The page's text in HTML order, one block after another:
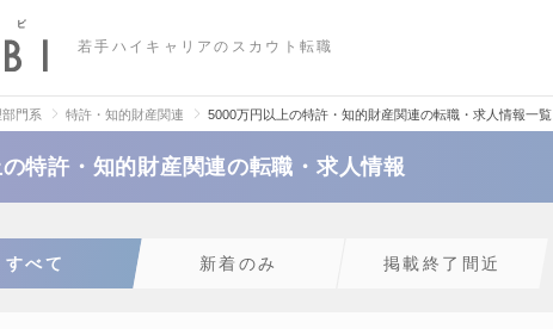
若手ハイキャリアのスカウト転職
門系 特許・知的財産関連 5000万円以上の特許・知的財産関連の転職・求人情報一覧
特許・知的財産関連の転職・求人情報
すべて 新着のみ 掲載終了間近